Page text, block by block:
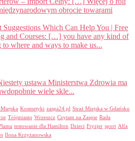
obrocie towarami
Which Can Help You | Free
and Courses: […] you have any kind of
to where and ways to make us...
ustawa Ministerstwa Zdrowia ma
wiele skle...
Kosmetyki zaspa24.pl Straż Miejska w Gdańsku
Trójmiasto Wrzeszcz Czytam na Zaspie Rada
testowanie dla Hamilton Dzieci Fryzjer sport Alfa
Ilona Krzyżanowska